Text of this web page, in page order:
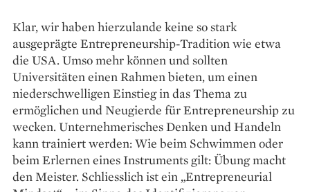
Klar, wir haben hierzulande keine so stark
ausgeprägte Entrepreneurship-Tradition wie etwa
die USA. Umso mehr können und sollten
Universitäten einen Rahmen bieten, um einen
niederschwelligen Einstieg in das Thema zu
ermöglichen und Neugierde für Entrepreneurship zu
wecken. Unternehmerisches Denken und Handeln
kann trainiert werden: Wie beim Schwimmen oder
beim Erlernen eines Instruments gilt: Übung macht
den Meister. Schliesslich ist ein „Entrepreneurial